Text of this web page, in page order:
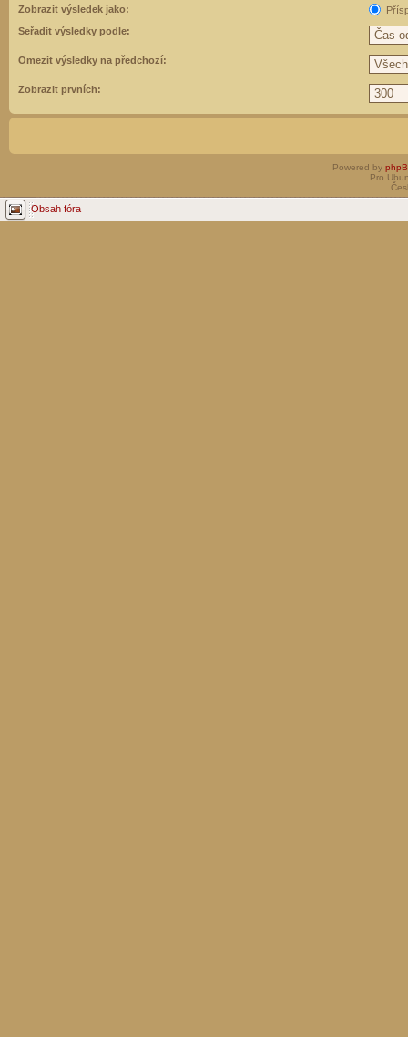
Zobrazit výsledek jako:
Seřadit výsledky podle:
Omezit výsledky na předchozí:
Zobrazit prvních:
Powered by
Pro
Obsah fóra